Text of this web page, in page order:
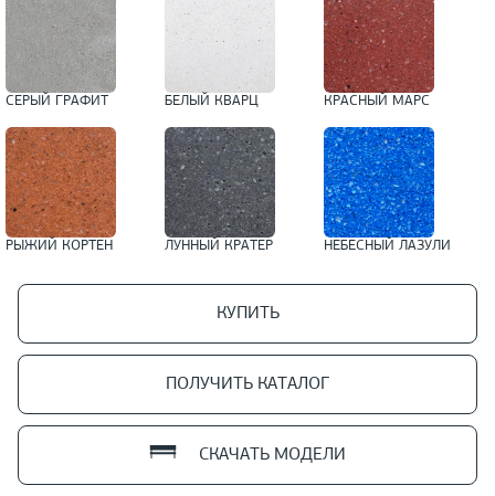
СЕРЫЙ ГРАФИТ БЕЛЫЙ КВАРЦ КРАСНЫЙ МАРС
РЫЖИЙ КОРТЕН ЛУННЫЙ КРАТЕР НЕБЕСНЫЙ ЛАЗУЛИ
КУПИТЬ
ПОЛУЧИТЬ КАТАЛОГ
СКАЧАТЬ МОДЕЛИ